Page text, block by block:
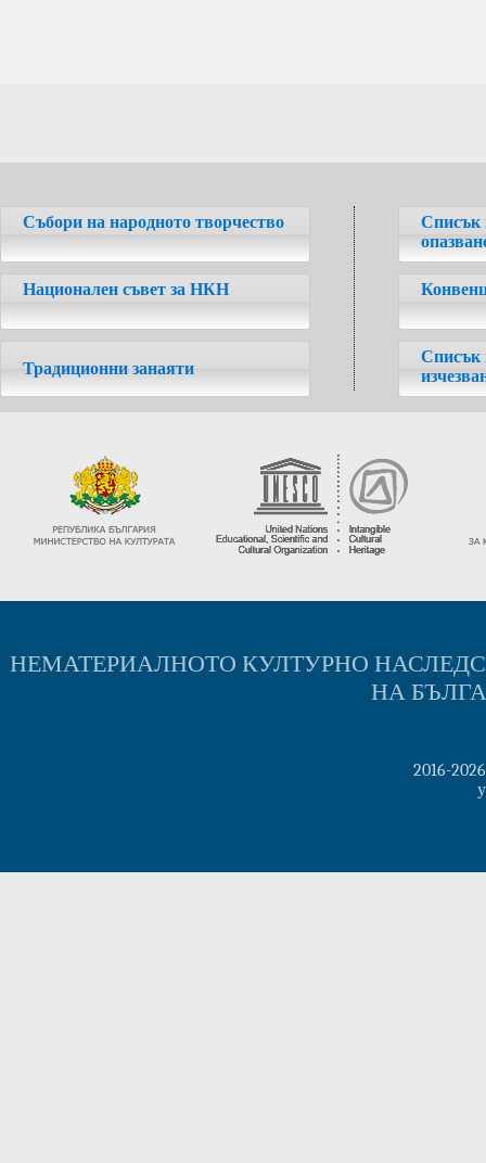
Събори на народното творчество
Национален съвет за НКН
Традиционни занаяти
Списък
Списък
НЕМАТЕРИАЛНОТО КУЛТУРНО
НА
2016-